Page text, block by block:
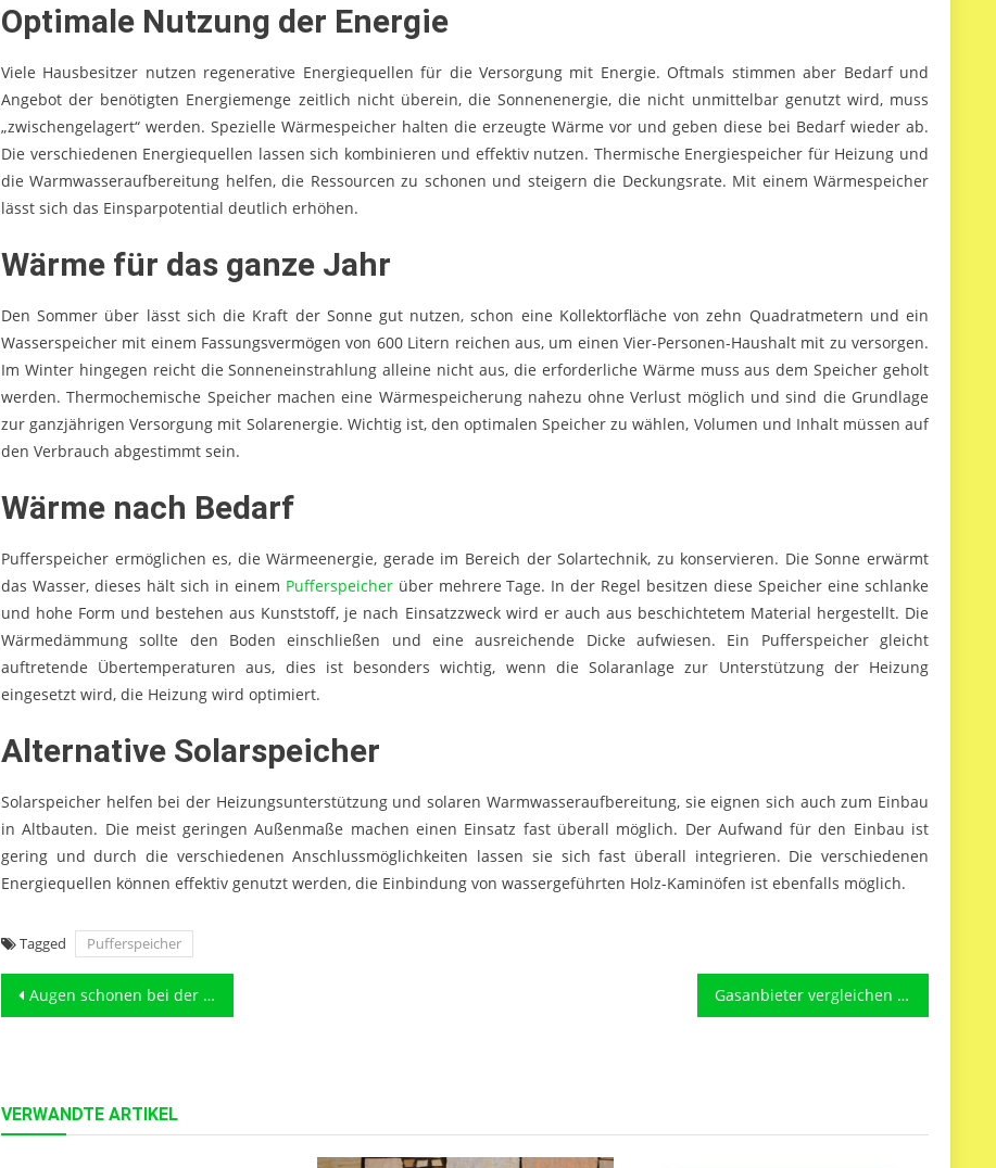
Optimale Nutzung der Energie
Viele Hausbesitzer nutzen regenerative Energiequellen für die Versorgung mit Energie. Oftmals stimmen aber Bedarf und
Angebot der benötigten Energiemenge zeitlich nicht überein, die Sonnenenergie, die nicht unmittelbar genutzt wird, muss
„zwischengelagert“ werden. Spezielle Wärmespeicher halten die erzeugte Wärme vor und geben diese bei Bedarf wieder ab.
Die verschiedenen Energiequellen lassen sich kombinieren und effektiv nutzen. Thermische Energiespeicher für Heizung und
die Warmwasseraufbereitung helfen, die Ressourcen zu schonen und steigern die Deckungsrate. Mit einem Wärmespeicher
lässt sich das Einsparpotential deutlich erhöhen.
Wärme für das ganze Jahr
Den Sommer über lässt sich die Kraft der Sonne gut nutzen, schon eine Kollektorfläche von zehn Quadratmetern und ein
Wasserspeicher mit einem Fassungsvermögen von 600 Litern reichen aus, um einen Vier-Personen-Haushalt mit zu versorgen.
Im Winter hingegen reicht die Sonneneinstrahlung alleine nicht aus, die erforderliche Wärme muss aus dem Speicher geholt
werden. Thermochemische Speicher machen eine Wärmespeicherung nahezu ohne Verlust möglich und sind die Grundlage
zur ganzjährigen Versorgung mit Solarenergie. Wichtig ist, den optimalen Speicher zu wählen, Volumen und Inhalt müssen auf
den Verbrauch abgestimmt sein.
Wärme nach Bedarf
Pufferspeicher ermöglichen es, die Wärmeenergie, gerade im Bereich der Solartechnik, zu konservieren. Die Sonne erwärmt
das Wasser, dieses hält sich in einem Pufferspeicherüber mehrere Tage. In der Regel besitzen diese Speicher eine schlanke
und hohe Form und bestehen aus Kunststoff, je nach Einsatzzweck wird er auch aus beschichtetem Material hergestellt. Die
Wärmedämmung sollte den Boden einschließen und eine ausreichende Dicke aufwiesen. Ein Pufferspeicher gleicht
auftretende Übertemperaturen aus, dies ist besonders wichtig, wenn die Solaranlage zur Unterstützung der Heizung
eingesetzt wird, die Heizung wird optimiert.
Alternative Solarspeicher
Solarspeicher helfen bei der Heizungsunterstützung und solaren Warmwasseraufbereitung, sie eignen sich auch zum Einbau
in Altbauten. Die meist geringen Außenmaße machen einen Einsatz fast überall möglich. Der Aufwand für den Einbau ist
gering und durch die verschiedenen Anschlussmöglichkeiten lassen sie sich fast überall integrieren. Die verschiedenen
Energiequellen können effektiv genutzt werden, die Einbindung von wassergeführten Holz-Kaminöfen ist ebenfalls möglich.
Tagged Pufferspeicher
Beitragsnavigation
Augen schonen bei der Gartenarbeit Gasanbieter vergleichen und Kosten sparen
VERWANDTE ARTIKEL